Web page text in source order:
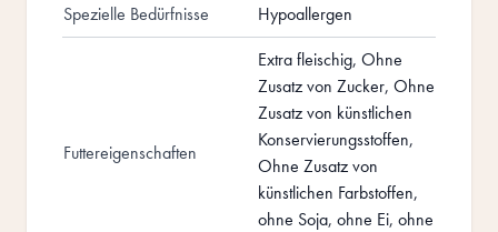
Spezielle Bedürfnisse
Hypoallergen
Futtereigenschaften
Extra fleischig, Ohne
Zusatz von Zucker, Ohne
Zusatz von künstlichen
Konservierungsstoffen,
Ohne Zusatz von
künstlichen Farbstoffen,
ohne Soja, ohne Ei, ohne